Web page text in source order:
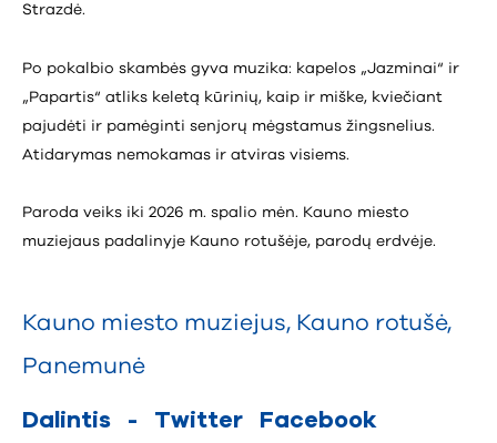
Strazdė.
Po pokalbio skambės gyva muzika: kapelos „Jazminai“ ir
„Papartis“ atliks keletą kūrinių, kaip ir miške, kviečiant
pajudėti ir pamėginti senjorų mėgstamus žingsnelius.
Atidarymas nemokamas ir atviras visiems.
Paroda veiks iki 2026 m. spalio mėn. Kauno miesto
muziejaus padalinyje Kauno rotušėje, parodų erdvėje.
Kauno miesto muziejus, Kauno rotušė,
Panemunė
Dalintis - Twitter
Facebook